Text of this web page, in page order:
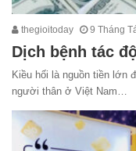
thegioitoday 9 Tháng
Dịch bệnh tác
Kiều hối là nguồn tiền lớn
người thân ở Việt Nam…